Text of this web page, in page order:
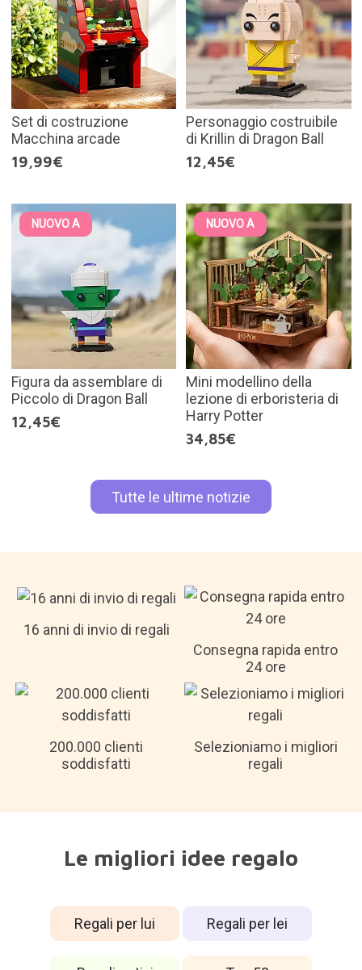
Set di costruzione
Macchina arcade
19,99€
Personaggio costruibile
di Krillin di Dragon Ball
12,45€
NUOVO A
Figura da assemblare di
Piccolo di Dragon Ball
12,45€
NUOVO A
Mini modellino della
lezione di erboristeria di
Harry Potter
34,85€
Tutte le ultime notizie
16 anni di invio di regali
Consegna rapida entro
24 ore
200.000 clienti
soddisfatti
Selezioniamo i migliori
regali
Le migliori idee regalo
Regali per lui Regali per lei